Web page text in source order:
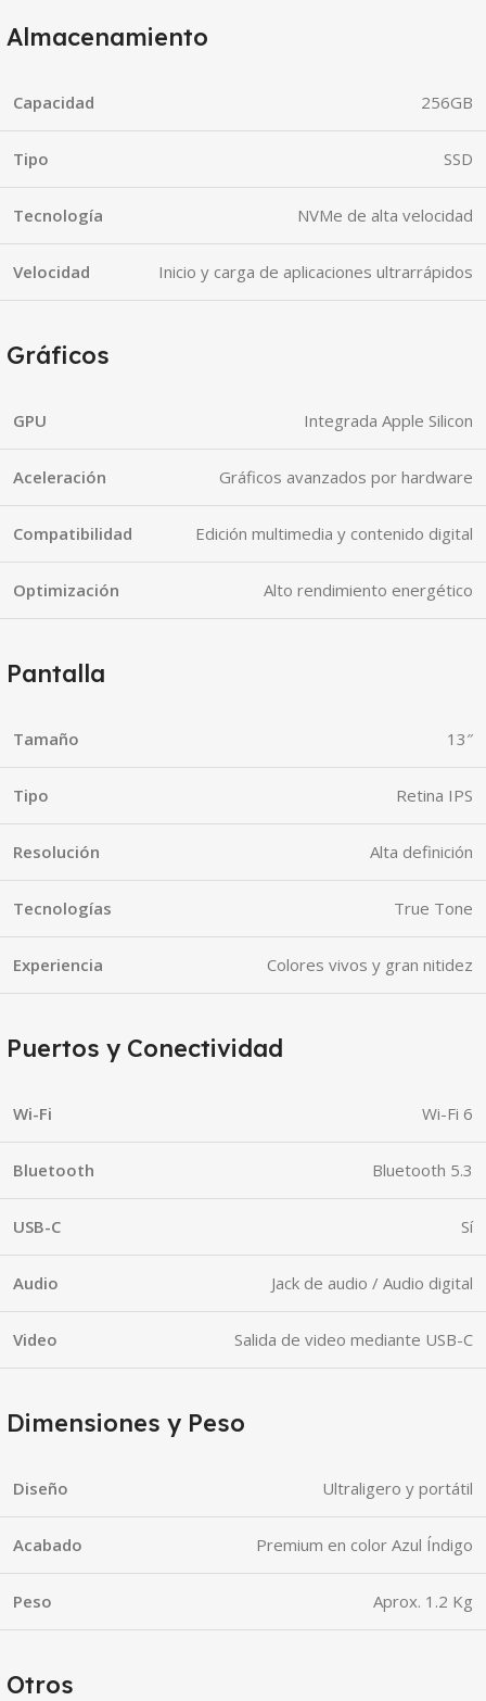
Almacenamiento
Capacidad 256GB
Tipo SSD
Tecnología NVMe de alta velocidad
Velocidad Inicio y carga de aplicaciones ultrarrápidos
Gráficos
GPU Integrada Apple Silicon
Aceleración Gráficos avanzados por hardware
Compatibilidad Edición multimedia y contenido digital
Optimización Alto rendimiento energético
Pantalla
Tamaño 13″
Tipo Retina IPS
Resolución Alta definición
Tecnologías True Tone
Experiencia Colores vivos y gran nitidez
Puertos y Conectividad
Wi-Fi Wi-Fi 6
Bluetooth Bluetooth 5.3
USB-C Sí
Audio Jack de audio / Audio digital
Video Salida de video mediante USB-C
Dimensiones y Peso
Diseño Ultraligero y portátil
Acabado Premium en color Azul Índigo
Peso Aprox. 1.2 Kg
Otros